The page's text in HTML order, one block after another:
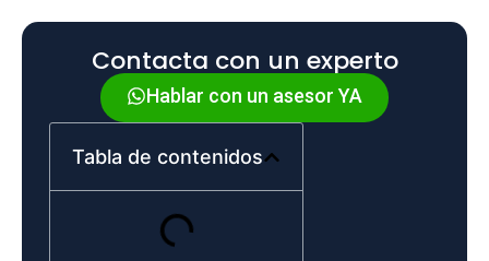
Contacta con un experto
Hablar con un asesor YA
Tabla de contenidos